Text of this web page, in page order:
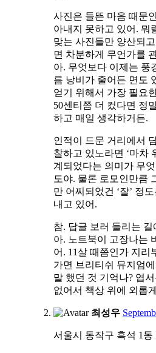
사진은 들뜬 마음 때문
아내지 못하고 있어. 뭐
맞는 사진들만 양산되
면 차분하게 무언가를
아. 무엇보다 이제는 풍
름 낭비가 줄어든 면도
얻기 위해서 가장 필요
50센티쯤 더 컸다면 정
하고 매일 생각하거든.
인적이 드문 거리에서
찰하고 있노라면 ‘마차
계되었다는 의미가 무
도야. 물론 로모인만큼
만 어찌되었건 ‘잘’ 정
내고 있어.
참. 답글 보러 들리는
아. 노트북이 고장나는
어. 11살 때쯤인가 지리
가면 브리티쉬 뮤지엄
말 했던 것 기억나? 엽
없어서 책상 위에 외롭
최성우
서울시 동작구 흑석 1동